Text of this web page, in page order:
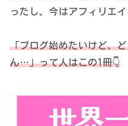
ったし、今はアフィリエ
「ブログ始めたいけど、
ん…」って人はこの1冊👇